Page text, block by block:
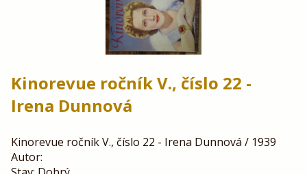
Kinorevue ročník V., číslo 22 -
Irena Dunnová
Kinorevue ročník V., číslo 22 - Irena Dunnová / 1939
Autor: